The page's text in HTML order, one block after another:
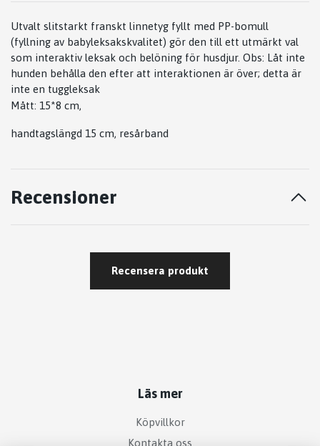
Utvalt slitstarkt franskt linnetyg fyllt med PP-bomull
(fyllning av babyleksakskvalitet) gör den till ett utmärkt val
som interaktiv leksak och belöning för husdjur. Obs: Låt inte
hunden behålla den efter att interaktionen är över; detta är
inte en tuggleksak
Mått: 15*8 cm,
handtagslängd 15 cm, resårband
Recensioner
Recensera produkt
Läs mer
Köpvillkor
Kontakta oss